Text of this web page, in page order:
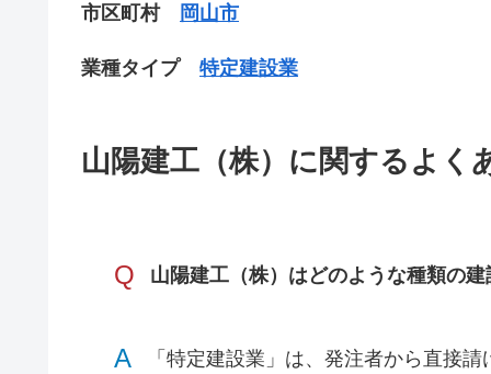
市区町村 岡山市
業種タイプ 特定建設業
山陽建工（株）に関するよく
Q 山陽建工（株）はどのような種類の
A 「特定建設業」は、発注者から直接